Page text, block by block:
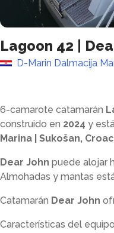
Lagoon 42
D-Marin Dalmacija
6-camarote catamarán
construido en 2024 y
Marina | Sukošan,
Dear John puede alojar
Almohadas y mantas
Catamarán Dear John
Características del